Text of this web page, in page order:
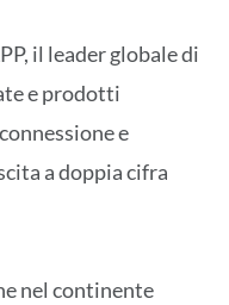
il leader globale di
e prodotti
e
a doppia cifra
nel continente